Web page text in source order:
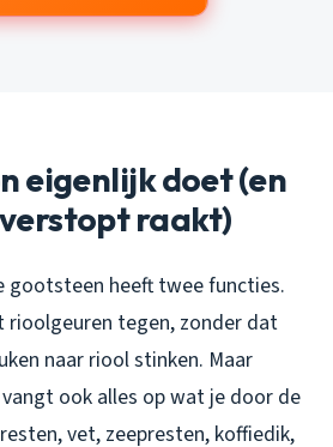
eigenlijk doet (en
raakt)
gootsteen heeft twee functies.
tegen, zonder dat
naar riool stinken. Maar
ook alles op wat je door de
vet, zeepresten, koffiedik,